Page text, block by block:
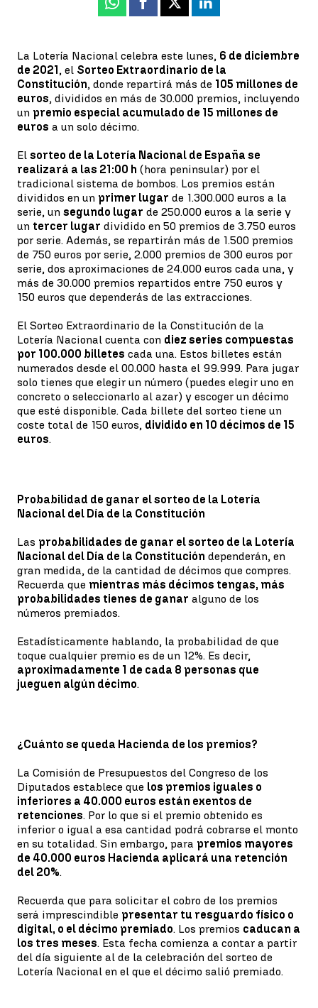
Whatsapp
Facebook
X Linkedin
La Lotería Nacional celebra este lunes, 6 de diciembre
de 2021, el Sorteo Extraordinario de la
Constitución, donde repartirá más de 105 millones de
euros, divididos en más de 30.000 premios, incluyendo
un premio especial acumulado de 15 millones de
euros a un solo décimo.
El sorteo de la Lotería Nacional de España se
realizará a las 21:00 h (hora peninsular) por el
tradicional sistema de bombos. Los premios están
divididos en un primer lugar de 1.300.000 euros a la
serie, un segundo lugar de 250.000 euros a la serie y
un tercer lugar dividido en 50 premios de 3.750 euros
por serie. Además, se repartirán más de 1.500 premios
de 750 euros por serie, 2.000 premios de 300 euros por
serie, dos aproximaciones de 24.000 euros cada una, y
más de 30.000 premios repartidos entre 750 euros y
150 euros que dependerás de las extracciones.
El Sorteo Extraordinario de la Constitución de la
Lotería Nacional cuenta con diez series compuestas
por 100.000 billetes cada una. Estos billetes están
numerados desde el 00.000 hasta el 99.999. Para jugar
solo tienes que elegir un número (puedes elegir uno en
concreto o seleccionarlo al azar) y escoger un décimo
que esté disponible. Cada billete del sorteo tiene un
coste total de 150 euros, dividido en 10 décimos de 15
euros.
Probabilidad de ganar el sorteo de la Lotería
Nacional del Día de la Constitución
Las probabilidades de ganar el sorteo de la Lotería
Nacional del Día de la Constitución dependerán, en
gran medida, de la cantidad de décimos que compres.
Recuerda que mientras más décimos tengas, más
probabilidades tienes de ganar alguno de los
números premiados.
Estadísticamente hablando, la probabilidad de que
toque cualquier premio es de un 12%. Es decir,
aproximadamente 1 de cada 8 personas que
jueguen algún décimo.
¿Cuánto se queda Hacienda de los premios?
La Comisión de Presupuestos del Congreso de los
Diputados establece que los premios iguales o
inferiores a 40.000 euros están exentos de
retenciones. Por lo que si el premio obtenido es
inferior o igual a esa cantidad podrá cobrarse el monto
en su totalidad. Sin embargo, para premios mayores
de 40.000 euros Hacienda aplicará una retención
del 20%.
Recuerda que para solicitar el cobro de los premios
será imprescindible presentar tu resguardo físico o
digital, o el décimo premiado. Los premios caducan a
los tres meses. Esta fecha comienza a contar a partir
del día siguiente al de la celebración del sorteo de
Lotería Nacional en el que el décimo salió premiado.